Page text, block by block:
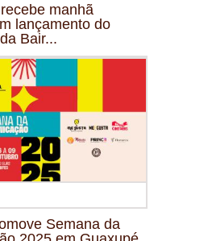
manhã
lançamento do
Bair...
Semana da